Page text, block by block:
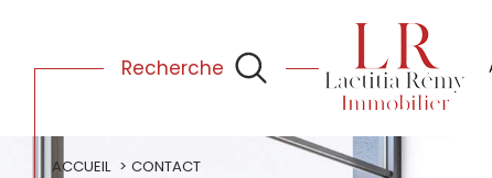
Recherche
ACCUEIL CONTACT